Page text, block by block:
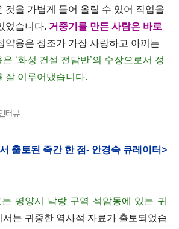
것을 가볍게 들어 올릴 수 있어 작업을
었습니다. 거중기를 만든 사람은 바로
약용은 정조가 가장 사랑하고 아끼는
은 ‘화성 건설 전담반’의 수장으로서 정
잘 이루어냈습니다.
터뷰
출토된 죽간 한 점- 안경숙 큐레이터>
평양시 낙랑 구역 석암동에 있는 귀
서는 귀중한 역사적 자료가 출토되었습